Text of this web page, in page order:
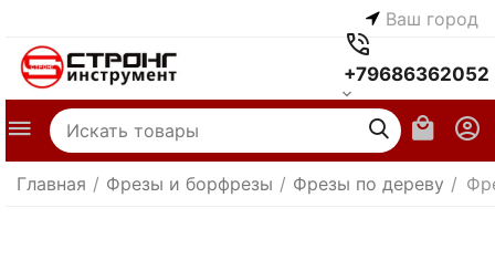
Ваш город
+79686362052
Главная / Фрезы и борфрезы / Фрезы по дереву /